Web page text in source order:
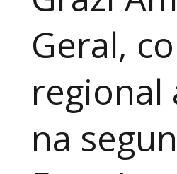
Geral,
regional
na